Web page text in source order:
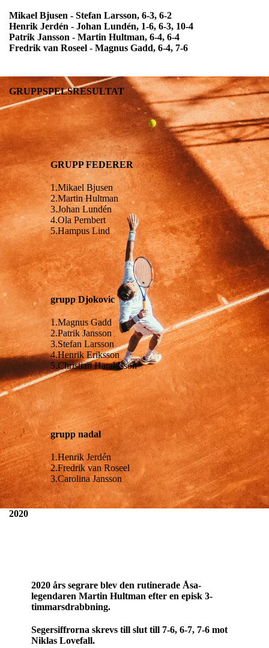
Mikael Bjusen - Stefan Larsson, 6-3, 6-2
Henrik Jerdén - Johan Lundén, 1-6, 6-3, 10-4
Patrik Jansson - Martin Hultman, 6-4, 6-4
Fredrik van Roseel - Magnus Gadd, 6-4, 7-6
GRUPPSPELSRESULTAT
GRUPP FEDERER
1.Mikael Bjusen
2.Martin Hultman
3.Johan Lundén
4.Ola Pernbert
5.Hampus Lind
grupp Djokovic
1.Magnus Gadd
2.Patrik Jansson
3.Stefan Larsson
4.Henrik Eriksson
5.Christian Haraldsson
grupp nadal
1.Henrik Jerdén
2.Fredrik van Roseel
3.Carolina Jansson
2020
2020 års segrare blev den rutinerade Åsa-
legendaren Martin Hultman efter en episk 3-
timmarsdrabbning.
Segersiffrorna skrevs till slut till 7-6, 6-7, 7-6 mot
Niklas Lovefall.